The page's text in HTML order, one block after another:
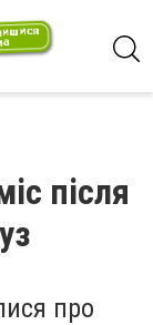
після
про